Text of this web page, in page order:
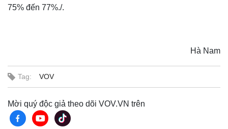
75% đến 77%./.
Hà Nam
Tag: VOV
Mời quý độc giả theo dõi VOV.VN trên